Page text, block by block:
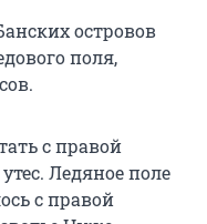
островов
поля,
с правой
Ледяное поле
с правой